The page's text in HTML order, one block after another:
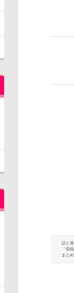
話と
「収
まと